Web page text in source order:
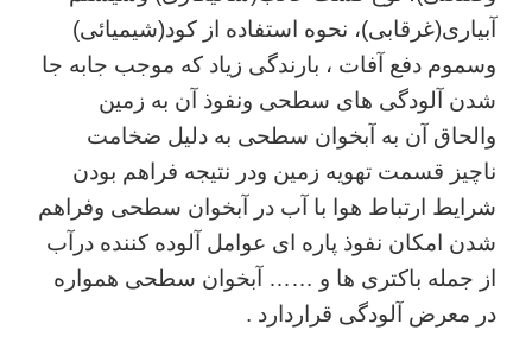
آبیاری(غرقابی)، نحوه استفاده از کود(شیمیائی)
وسموم دفع آفات ، بارندگی زیاد که موجب جابه جا
شدن آلودگی های سطحی ونفوذ آن به زمین
والحاق آن به آبخوان سطحی به دلیل ضخامت
ناچیز قسمت تهویه زمین ودر نتیجه فراهم بودن
شرایط ارتباط هوا با آب در آبخوان سطحی وفراهم
شدن امکان نفوذ پاره ای عوامل آلوده کننده درآب
از جمله باکتری ها و …… آبخوان سطحی همواره
در معرض آلودگی قراردارد .